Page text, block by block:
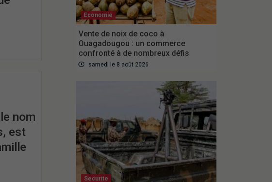
nom
est
Economie
Vente de noix de coco à
Ouagadougou : un commerce
confronté à de nombreux défis
samedi le 8 août 2026
Securite